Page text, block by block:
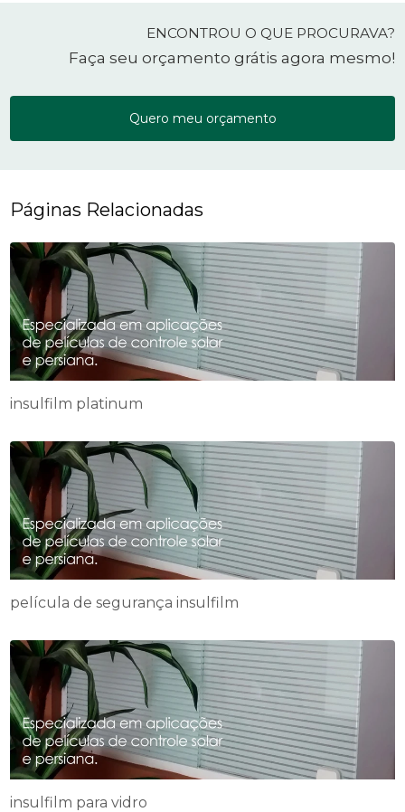
ENCONTROU O QUE PROCURAVA?
Faça seu orçamento grátis agora mesmo!
Quero meu orçamento
Páginas Relacionadas
insulfilm platinum
película de segurança insulfilm
insulfilm para vidro